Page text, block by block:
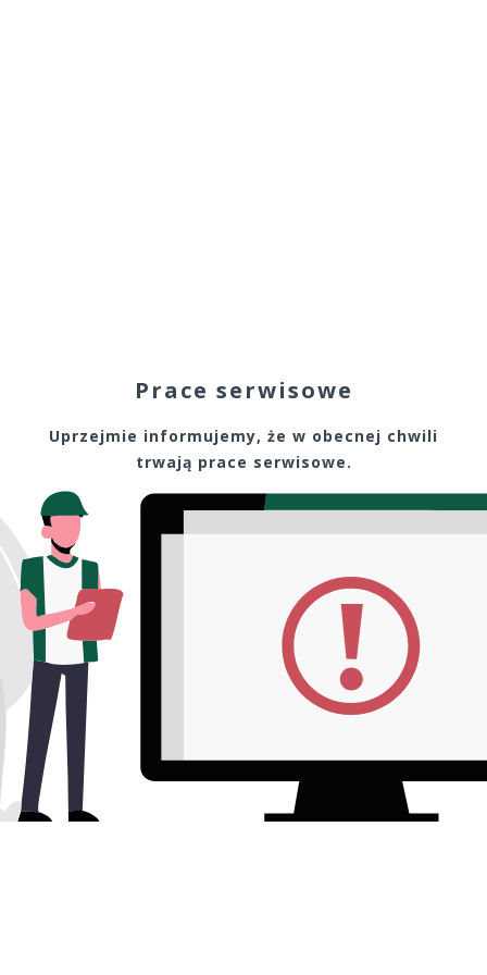
Prace serwisowe
Uprzejmie informujemy, że w obecnej chwili
trwają prace serwisowe.